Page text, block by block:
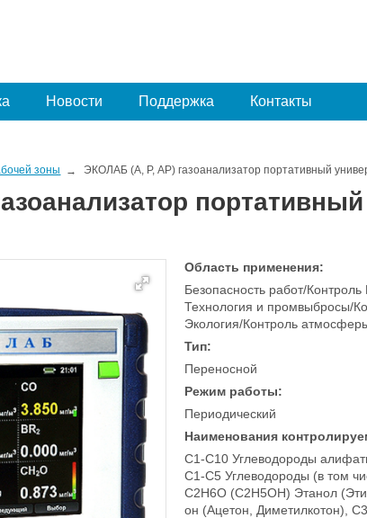
Новости Поддержка Контакты
зоны ЭКОЛАБ (А, Р, АР) газоанализатор портативный
Область применения:
Безопасность работ/
Технология и промвыбросы/
Экология/Контроль
Тип:
Переносной
Режим работы:
Периодический
Наименования
C1-C10 Углеводороды
C1-C5 Углеводороды (в том
C2H6O (C2H5OH) Этанол
он (Ацетон, Диметилкотон),